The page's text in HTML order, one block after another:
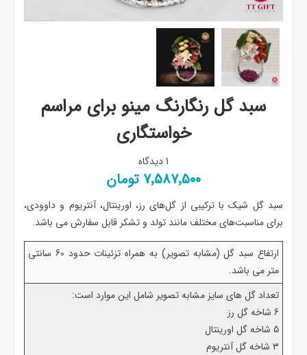
سبد گل رنگارنگ مینو برای مراسم
خواستگاری
1 دیدگاه
7٬587٬500 تومان
سبد گل شیک با ترکیبی از گل‌های رز، اورینتال، آنتریوم و داوودی،
برای مناسبت‌های مختلف مانند تولد و تشکر قابل سفارش می باشد.
ارتفاع سبد گل (مشابه تصویر) به همراه تزئینات حدود 60 سانتی
متر می باشد.
تعداد گل های سایز مشابه تصویر شامل این موارد است:
6 شاخه گل رز
5 شاخه گل اورینتال
3 شاخه گل آنتریوم